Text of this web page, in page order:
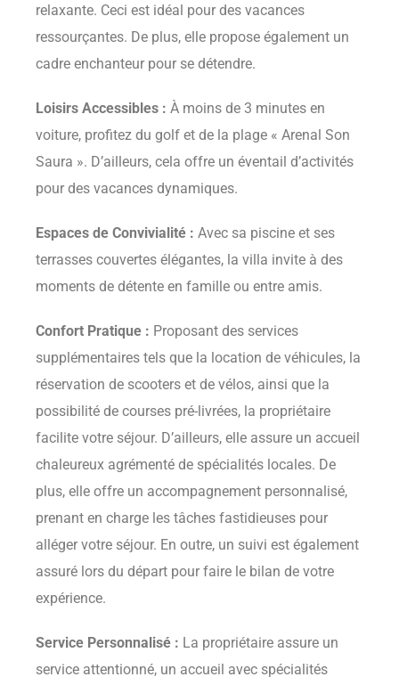
relaxante. Ceci est idéal pour des vacances
ressourçantes. De plus, elle propose également un
cadre enchanteur pour se détendre.
Loisirs Accessibles : À moins de 3 minutes en
voiture, profitez du golf et de la plage « Arenal Son
Saura ». D’ailleurs, cela offre un éventail d’activités
pour des vacances dynamiques.
Espaces de Convivialité : Avec sa piscine et ses
terrasses couvertes élégantes, la villa invite à des
moments de détente en famille ou entre amis.
Confort Pratique : Proposant des services
supplémentaires tels que la location de véhicules, la
réservation de scooters et de vélos, ainsi que la
possibilité de courses pré-livrées, la propriétaire
facilite votre séjour. D’ailleurs, elle assure un accueil
chaleureux agrémenté de spécialités locales. De
plus, elle offre un accompagnement personnalisé,
prenant en charge les tâches fastidieuses pour
alléger votre séjour. En outre, un suivi est également
assuré lors du départ pour faire le bilan de votre
expérience.
Service Personnalisé : La propriétaire assure un
service attentionné, un accueil avec spécialités